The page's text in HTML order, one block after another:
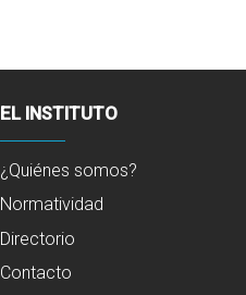
EL INSTITUTO
¿Quiénes somos?
Normatividad
Directorio
Contacto